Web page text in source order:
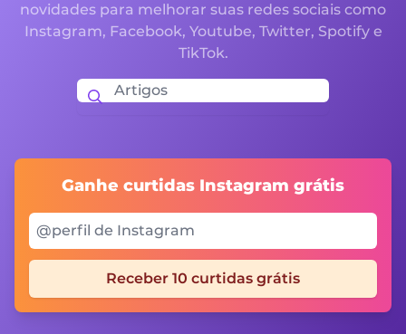
novidades para melhorar suas redes sociais como
Instagram, Facebook, Youtube, Twitter, Spotify e
TikTok.
Ganhe curtidas Instagram grátis
Seu @perfil Instagram
Receber 10 curtidas grátis